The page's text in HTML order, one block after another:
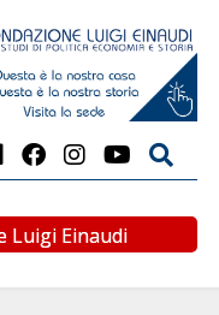
Luigi Einaudi